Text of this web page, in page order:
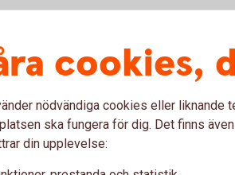
cookies,
nödvändiga cookies eller liknande
ska fungera för dig. Det finns
din upplevelse: